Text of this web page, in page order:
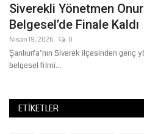
Siverekli Yönetmen
Belgesel’de Finale Kaldı
Nisan 19, 2026 0
Şanlıurfa’nın Siverek ilçesinden genç
belgesel filmi...
ETIKETLER